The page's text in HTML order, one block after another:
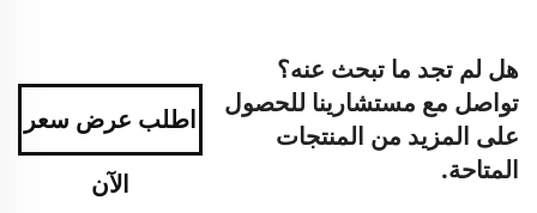
هل لم تجد ما تبحث عنه؟
تواصل مع مستشارينا للحصول
على المزيد من المنتجات
المتاحة.
اطلب عرض سعر
الآن